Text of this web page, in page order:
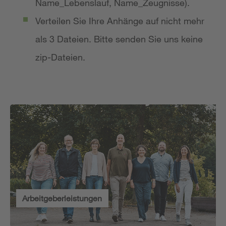
Name_Lebenslauf, Name_Zeugnisse).
Verteilen Sie Ihre Anhänge auf nicht mehr
als 3 Dateien. Bitte senden Sie uns keine
zip-Dateien.
Arbeitgeberleistungen